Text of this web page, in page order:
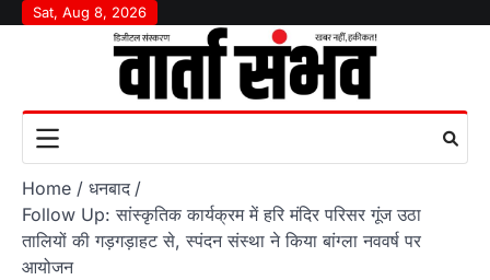
SkipSat, Aug 8, 2026
Home
धनबाद
Follow Up: सांस्कृतिक कार्यक्रम में हरि मंदिर परिसर गूंज उठा
तालियों की गड़गड़ाहट से, स्पंदन संस्था ने किया बांग्ला नववर्ष पर
आयोजन